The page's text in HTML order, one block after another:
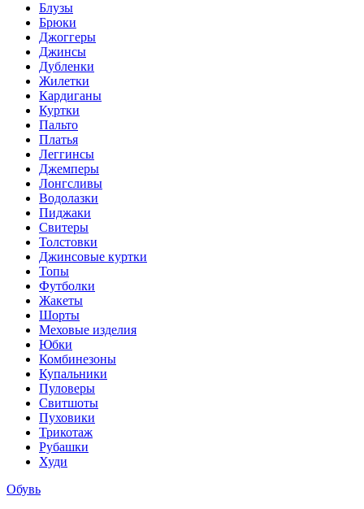
Блузы
Брюки
Джоггеры
Джинсы
Дубленки
Жилетки
Кардиганы
Куртки
Пальто
Платья
Леггинсы
Джемперы
Лонгсливы
Водолазки
Пиджаки
Свитеры
Толстовки
Джинсовые куртки
Топы
Футболки
Жакеты
Шорты
Меховые изделия
Юбки
Комбинезоны
Купальники
Пуловеры
Свитшоты
Пуховики
Трикотаж
Рубашки
Худи
Обувь